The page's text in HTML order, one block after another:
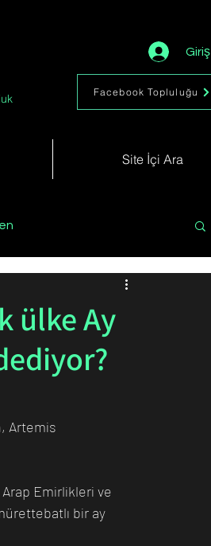
Giriş
Facebook Topluluğu
Site İçi Ara
Bilim Kimya
ülke Ay
Artemis
Emirlikleri ve
bir ay